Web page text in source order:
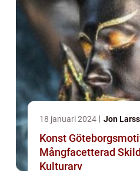
18 januari 2024 Jon
Konst
Mångfacetterad
Kulturarv